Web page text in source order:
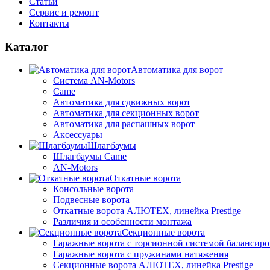
Сервис и ремонт
Контакты
Каталог
Автоматика для ворот
Система AN-Motors
Came
Автоматика для сдвижных ворот
Автоматика для секционных ворот
Автоматика для распашных ворот
Аксессуары
Шлагбаумы
Шлагбаумы Came
AN-Motors
Откатные ворота
Консольные ворота
Подвесные ворота
Откатные ворота АЛЮТЕХ, линейка Prestige
Различия и особенности монтажа
Секционные ворота
Гаражные ворота с торсионной системой
Гаражные ворота с пружинами натяжения
Секционные ворота АЛЮТЕХ, линейка Prestige